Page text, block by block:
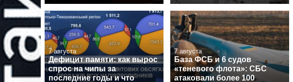
7 августа
Дефицит памяти: как вырос
спрос на чипы за
последние годы и что
7 августа
База ФСБ и 6 судов
«теневого флота»: СБС
атаковали более 100